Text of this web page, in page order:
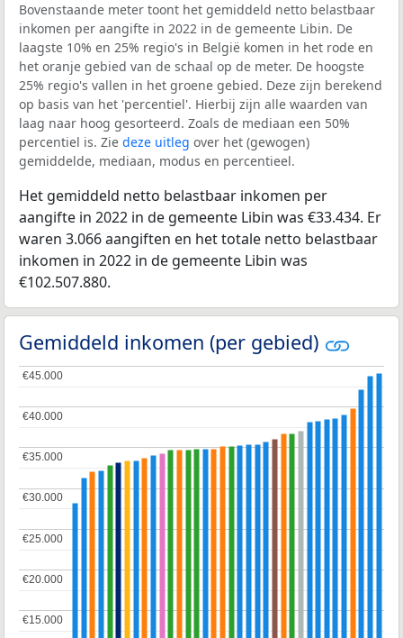
Bovenstaande meter toont het gemiddeld netto belastbaar
inkomen per aangifte in 2022 in de gemeente Libin. De
laagste 10% en 25% regio's in België komen in het rode en
het oranje gebied van de schaal op de meter. De hoogste
25% regio's vallen in het groene gebied. Deze zijn berekend
op basis van het 'percentiel'. Hierbij zijn alle waarden van
laag naar hoog gesorteerd. Zoals de mediaan een 50%
percentiel is. Zie deze uitleg over het (gewogen)
gemiddelde, mediaan, modus en percentieel.
Het gemiddeld netto belastbaar inkomen per
aangifte in 2022 in de gemeente Libin was €33.434. Er
waren 3.066 aangiften en het totale netto belastbaar
inkomen in 2022 in de gemeente Libin was
€102.507.880.
Gemiddeld inkomen (per gebied)
€15.000
€15.000
€20.000
€20.000
€25.000
€25.000
€30.000
€30.000
€35.000
€35.000
€40.000
€40.000
€45.000
€45.000